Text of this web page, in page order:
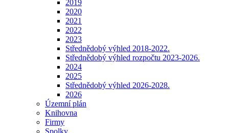
2019
2020
2021
2022
2023
Střednědobý výhled 2018-2022.
Střednědobý výhled rozpočtu 2023-2026.
2024
2025
Střednědobý výhled 2026-2028.
2026
Územní plán
Knihovna
Firmy
Spolky